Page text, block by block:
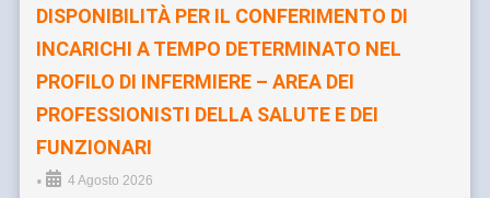
DISPONIBILITÀ PER IL CONFERIMENTO DI
INCARICHI A TEMPO DETERMINATO NEL
PROFILO DI INFERMIERE – AREA DEI
PROFESSIONISTI DELLA SALUTE E DEI
FUNZIONARI
• 4 Agosto 2026